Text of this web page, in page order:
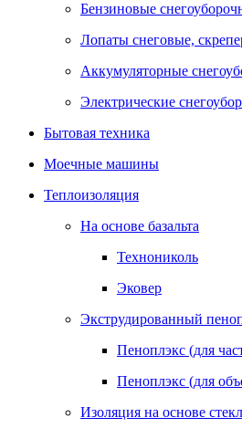
Бензиновые
Лопаты снеговые,
Аккумуляторные
Электрические
Бытовая техника
Моечные машины
Теплоизоляция
На основе базальта
Технониколь
Эковер
Экструдированный
Пеноплэкс (для
Пеноплэкс (для
Изоляция на основе